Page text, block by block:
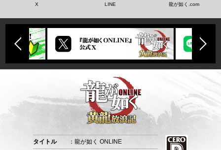
X LINE 龍が如く.com
タイトル
：龍が如く ONLINE